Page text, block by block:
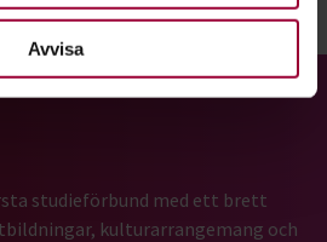
Avvisa
LinkedIn E-mail
startsida
studieförbund med ett brett
kulturarrangemang och